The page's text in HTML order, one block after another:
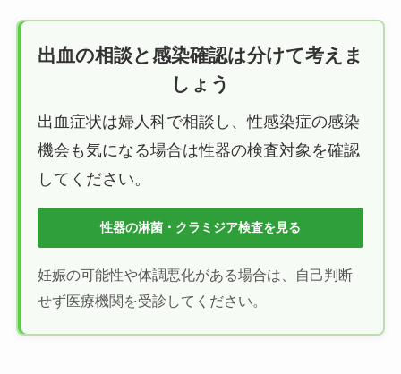
出血の相談と感染確認は分けて考えま
しょう
出血症状は婦人科で相談し、性感染症の感染
機会も気になる場合は性器の検査対象を確認
してください。
性器の淋菌・クラミジア検査を見る
妊娠の可能性や体調悪化がある場合は、自己判断
せず医療機関を受診してください。